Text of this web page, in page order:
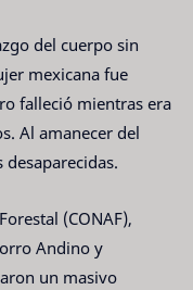
del cuerpo sin
mexicana fue
falleció mientras era
Al amanecer del
(CONAF),
Andino y
un masivo